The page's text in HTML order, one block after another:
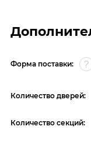
Форма поставки:
Количество дверей:
Количество секций: